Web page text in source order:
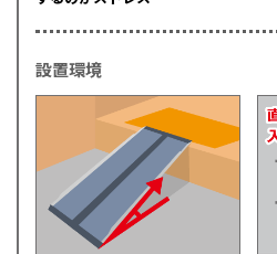
設置環境